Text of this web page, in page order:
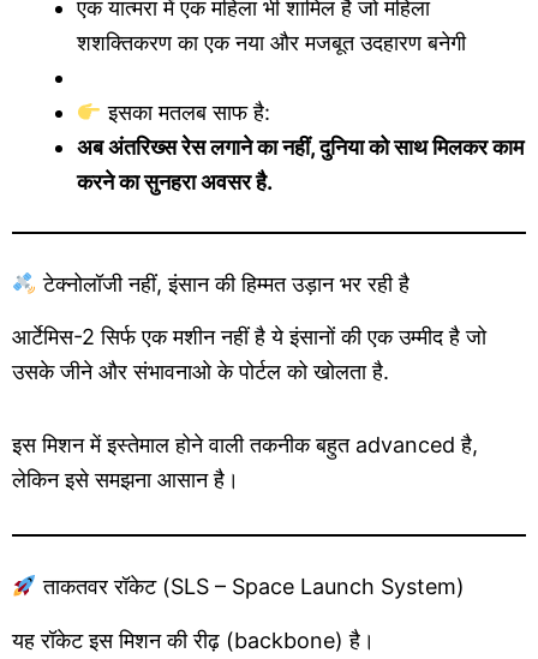
एक यात्मरा में एक महिला भी शामिल है जो महिला
शशक्तिकरण का एक नया और मजबूत उदहारण बनेगी
इसका मतलब साफ है:
अब अंतरिख्स रेस लगाने का नहीं, दुनिया को साथ मिलकर काम
करने का सुनहरा अवसर है.
टेक्नोलॉजी नहीं, इंसान की हिम्मत उड़ान भर रही है
आर्टेमिस-2 सिर्फ एक मशीन नहीं है ये इंसानों की एक उम्मीद है जो
उसके जीने और संभावनाओ के पोर्टल को खोलता है.
इस मिशन में इस्तेमाल होने वाली तकनीक बहुत advanced है,
लेकिन इसे समझना आसान है।
ताकतवर रॉकेट (SLS – Space Launch System)
यह रॉकेट इस मिशन की रीढ़ (backbone) है।